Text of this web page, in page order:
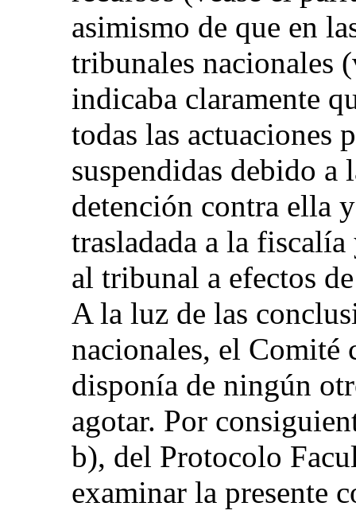
asimismo de que en
tribunales nacionales
indicaba claramente
todas las actuaciones
suspendidas debido a
detención contra ella
trasladada a la
al tribunal a efectos
A la luz de las
nacionales, el Comité
disponía de ningún
agotar. Por
b), del Protocolo
examinar la presente